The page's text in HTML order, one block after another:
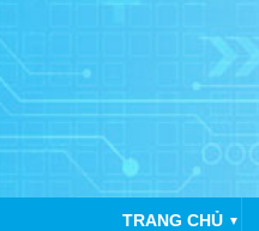
TRANG CHỦ ▼